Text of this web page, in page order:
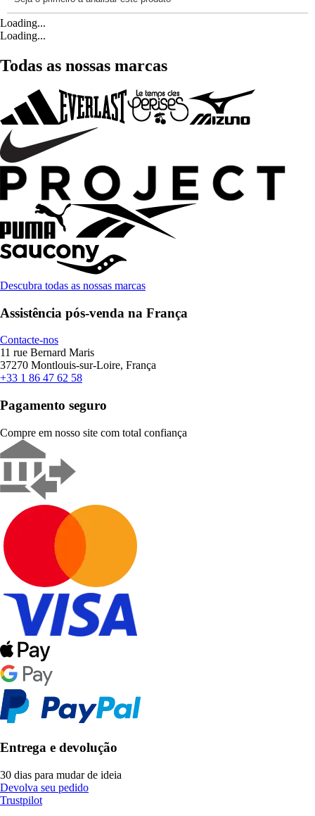
Loading...
Loading...
Todas as nossas marcas
Descubra todas as nossas marcas
Assistência pós-venda na França
Contacte-nos
11 rue Bernard Maris
37270 Montlouis-sur-Loire, França
+33 1 86 47 62 58
Pagamento seguro
Compre em nosso site com total confiança
Entrega e devolução
30 dias para mudar de ideia
Devolva seu pedido
Trustpilot